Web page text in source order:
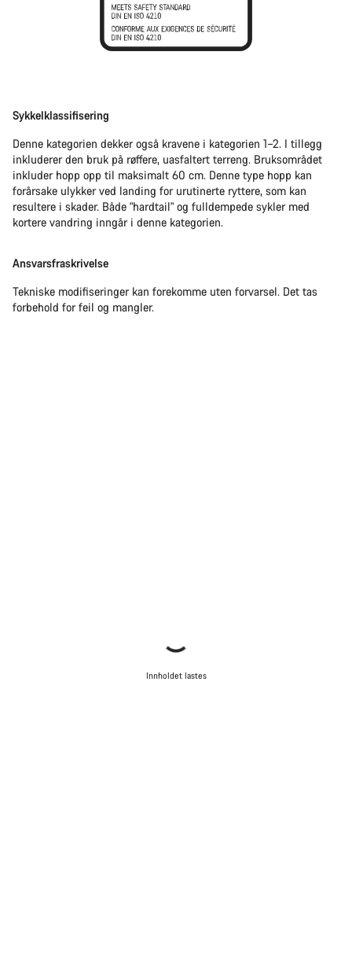
Sykkelklassifisering
Denne kategorien dekker også kravene i kategorien 1–2. I tillegg
inkluderer den bruk på røffere, uasfaltert terreng. Bruksområdet
inkluder hopp opp til maksimalt 60 cm. Denne type hopp kan
forårsake ulykker ved landing for urutinerte ryttere, som kan
resultere i skader. Både "hardtail" og fulldempede sykler med
kortere vandring inngår i denne kategorien.
Ansvarsfraskrivelse
Tekniske modifiseringer kan forekomme uten forvarsel. Det tas
forbehold for feil og mangler.
Innholdet lastes